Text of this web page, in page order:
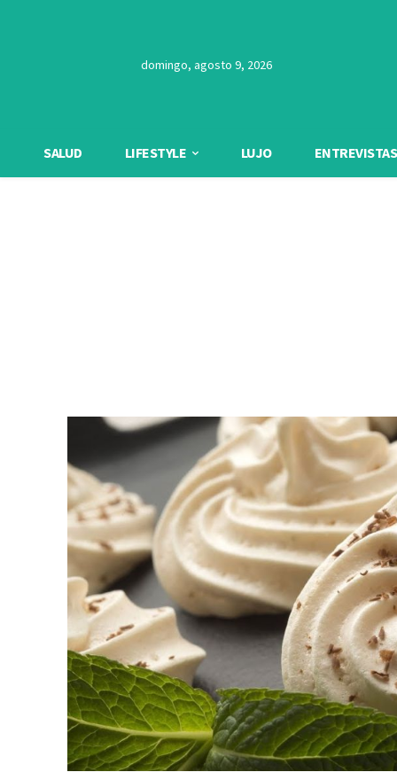
domingo, agosto 9, 2026
SALUD LIFESTYLE LUJO ENTREVISTAS